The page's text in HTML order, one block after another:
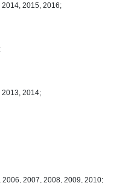
2015, 2016;
2013, 2014;
2007, 2008, 2009, 2010;